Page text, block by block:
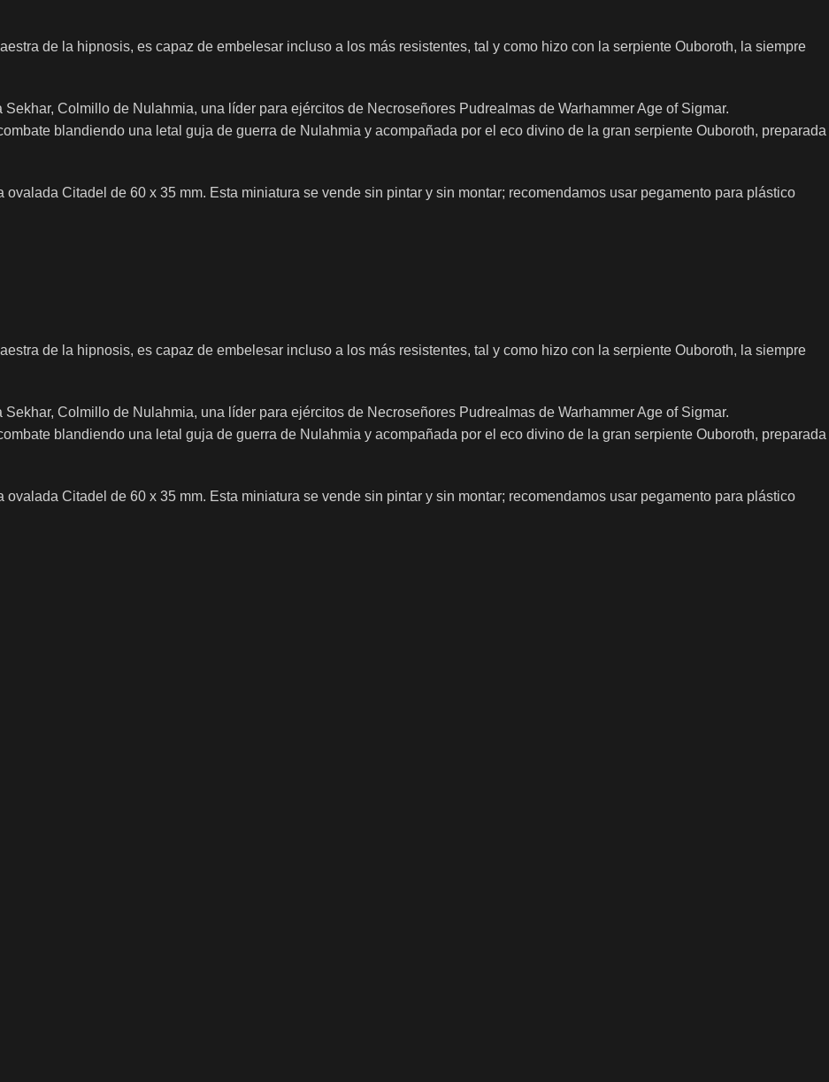
de la hipnosis, es capaz de embelesar incluso a los más resistentes, tal y como hizo con la serpiente Ouboroth, la siempre
Colmillo de Nulahmia, una líder para ejércitos de Necroseñores Pudrealmas de Warhammer Age of Sigmar.
blandiendo una letal guja de guerra de Nulahmia y acompañada por el eco divino de la gran serpiente Ouboroth, preparada
Citadel de 60 x 35 mm. Esta miniatura se vende sin pintar y sin montar; recomendamos usar pegamento para plástico
de la hipnosis, es capaz de embelesar incluso a los más resistentes, tal y como hizo con la serpiente Ouboroth, la siempre
Colmillo de Nulahmia, una líder para ejércitos de Necroseñores Pudrealmas de Warhammer Age of Sigmar.
blandiendo una letal guja de guerra de Nulahmia y acompañada por el eco divino de la gran serpiente Ouboroth, preparada
Citadel de 60 x 35 mm. Esta miniatura se vende sin pintar y sin montar; recomendamos usar pegamento para plástico